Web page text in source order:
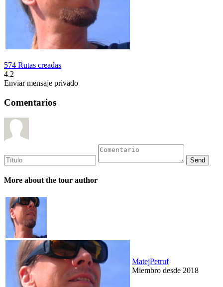
574 Rutas creadas
4.2
Enviar mensaje privado
Comentarios
More about the tour author
MatejPetruf
Miembro desde 2018